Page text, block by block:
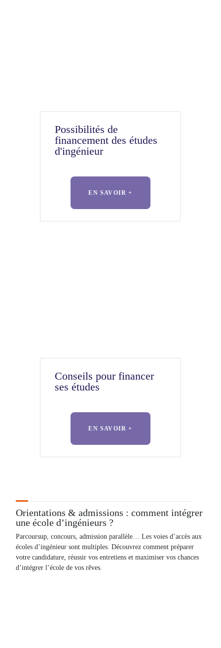
Possibilités de
financement des études
d'ingénieur
EN SAVOIR +
Conseils pour financer
ses études
EN SAVOIR +
Orientations & admissions : comment intégrer
une école d’ingénieurs ?
Parcoursup, concours, admission parallèle… Les voies d’accès aux
écoles d’ingénieur sont multiples. Découvrez comment préparer
votre candidature, réussir vos entretiens et maximiser vos chances
d’intégrer l’école de vos rêves.